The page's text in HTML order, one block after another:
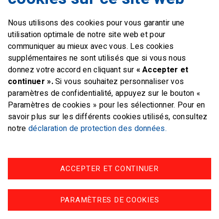
E-mail office@swiss-sailing-
team.ch
FOLLOW US ON
Twitter FacebookInstagram
Nous utilisons des cookies pour vous garantir une
utilisation optimale de notre site web et pour
communiquer au mieux avec vous. Les cookies
supplémentaires ne sont utilisés que si vous nous
donnez votre accord en cliquant sur « Accepter et
continuer ».Si vous souhaitez personnaliser vos
paramètres de confidentialité, appuyez sur le bouton «
Paramètres de cookies » pour les sélectionner. Pour en
savoir plus sur les différents cookies utilisés, consultez
notre déclaration de protection des données.
PARAMÈTRES DE COOKIES
ACCEPTER ET CONTINUER